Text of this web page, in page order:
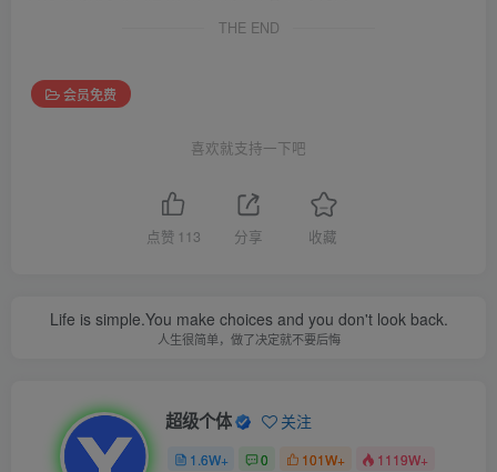
THE END
会员免费
喜欢就支持一下吧
点赞 113 分享 收藏
Life is simple.You make choices and you don't look back.
人生很简单，做了决定就不要后悔
超级个体 关注
1.6W+ 0 101W+ 1119W+